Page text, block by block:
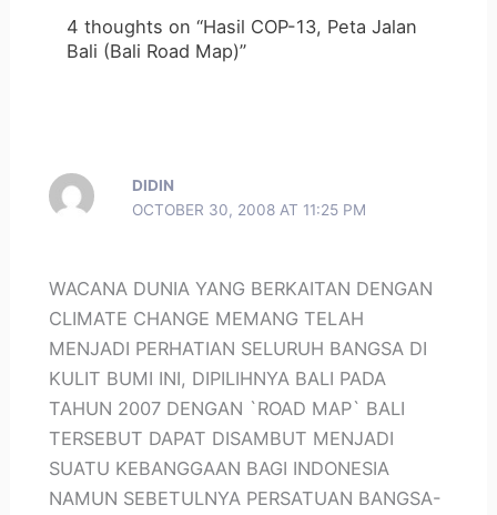
4 thoughts on “Hasil COP-13, Peta Jalan
Bali (Bali Road Map)”
DIDIN
OCTOBER 30, 2008 AT 11:25 PM
WACANA DUNIA YANG BERKAITAN DENGAN
CLIMATE CHANGE MEMANG TELAH
MENJADI PERHATIAN SELURUH BANGSA DI
KULIT BUMI INI, DIPILIHNYA BALI PADA
TAHUN 2007 DENGAN `ROAD MAP` BALI
TERSEBUT DAPAT DISAMBUT MENJADI
SUATU KEBANGGAAN BAGI INDONESIA
NAMUN SEBETULNYA PERSATUAN BANGSA-